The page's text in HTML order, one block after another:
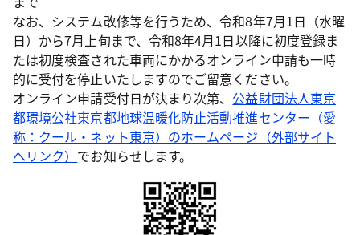
なお、システム改修等を行うため、令和8年7月1日（水曜
日）から7月上旬まで、令和8年4月1日以降に初度登録ま
たは初度検査された車両にかかるオンライン申請も一時
的に受付を停止いたしますのでご留意ください。
オンライン申請受付日が決まり次第、 公益財団法人東京
都環境公社東京都地球温暖化防止活動推進センター（愛
称：クール・ネット東京）のホームページ（外部サイト
へリンク） でお知らせします。